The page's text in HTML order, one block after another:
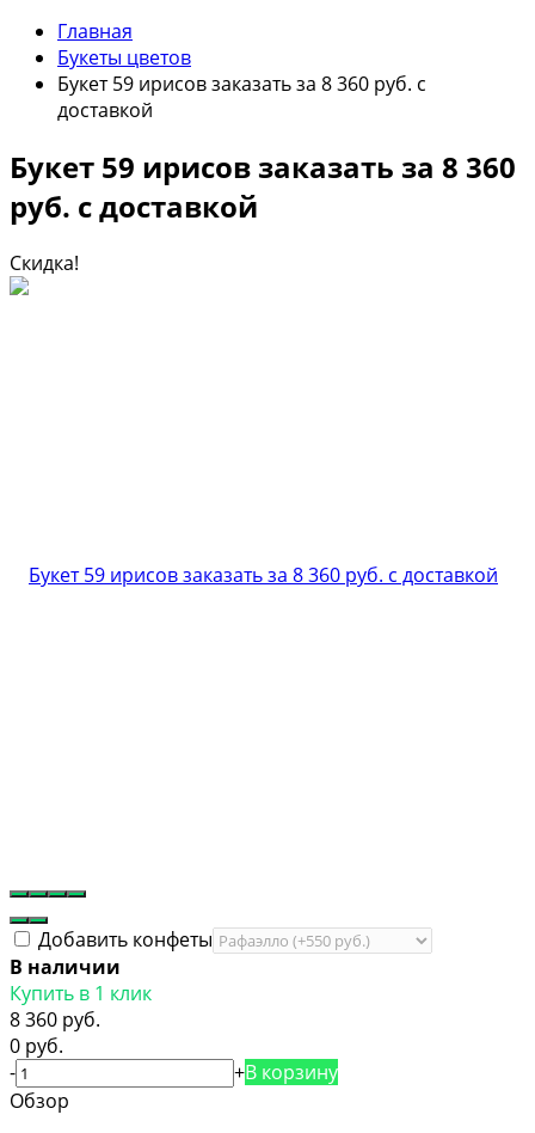
Главная
Букеты цветов
Букет 59 ирисов заказать за 8 360 руб. с
доставкой
Букет 59 ирисов заказать за 8 360
руб. с доставкой
Скидка!
Добавить конфеты
В наличии
Купить в 1 клик
8 360 руб.
0 руб.
-
+В корзину
Обзор